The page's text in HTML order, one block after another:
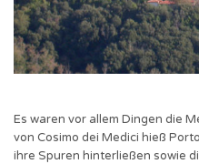
Es waren vor allem Dingen die
von Cosimo dei Medici hieß
ihre Spuren hinterließen sowie